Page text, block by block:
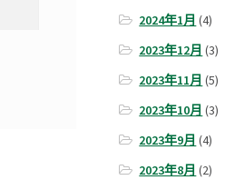
2024年1月 (4)
2023年12月 (3)
2023年11月 (5)
2023年10月 (3)
2023年9月 (4)
2023年8月 (2)